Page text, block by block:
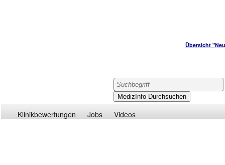
Übersicht
Klinikbewertungen Jobs Videos